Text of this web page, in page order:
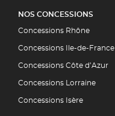
NOS CONCESSIONS
Concessions Rhône
Concessions Ile-de-France
Concessions Côte d’Azur
Concessions Lorraine
Concessions Isère